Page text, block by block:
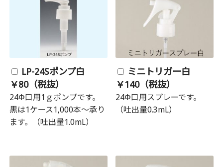
LP-24Sポンプ白
￥80（税抜）
24Φ口用1ｇポンプです。
黒は1ケース1,000本～承り
ます。（吐出量1.0mL）
ミニトリガー白
￥140（税抜）
24Φ口用スプレーです。
（吐出量0.3mL）